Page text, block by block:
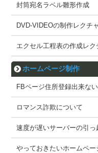
封筒宛名ラベル雛形作成
DVD-VIDEOの制作レクチ
エクセル工程表の作成レク
ホームページ制作
FBページ住所登録出来な
ロマンス詐欺について
速度が遅いサーバーの引
やっておきたいホームペー